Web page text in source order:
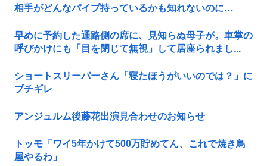
相手がどんなパイプ持っているかも知れないのに…
早めに予約した通路側の席に、見知らぬ母子が。車掌の
呼びかけにも「目を閉じて無視」して居座られまし...
ショートスリーパーさん「寝たほうがいいのでは？」に
ブチギレ
アンジュルム後藤花出演見合わせのお知らせ
トッモ「ワイ5年かけて500万貯めてん、これで焼き鳥
屋やるわ」